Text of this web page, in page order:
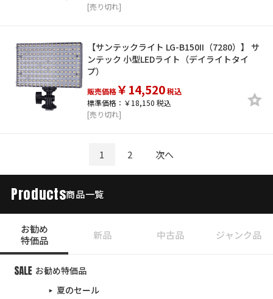
[売り切れ]
【サンテックライト LG-B150II（7280）】 サ
ンテック 小型LEDライト（デイライトタイ
プ）
販売価格￥14,520税込
標準価格：￥18,150 税込
[売り切れ]
1 2 次へ
Products商品一覧
お勧め
特価品
新品 中古品 ジャンク品
お勧め特価品
夏のセール